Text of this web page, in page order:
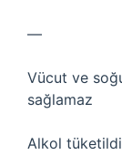
—
Vücut ve
sağlamaz
Alkol